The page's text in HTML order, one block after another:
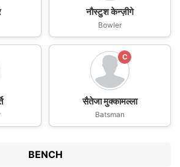
नौस्टुश केन्ज़ीगे
Bowler
C
सैतेजा मुक्कामल्ला
Batsman
BENCH